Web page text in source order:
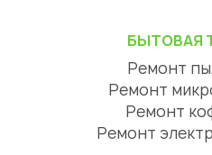
БЫТОВАЯ
Ремонт
Ремонт
Ремонт
Ремонт